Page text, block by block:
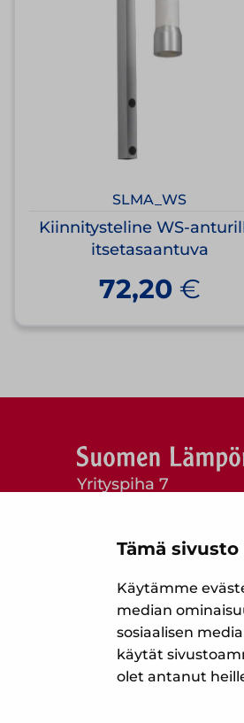
Tämä
Käytämme
median
sosiaalisen
käytät
olet antanut
SLMA_WS
Kiinnitysteline WS-
itsetasaantuva
72,20 €
Yrityspiha 7
Tietosuojaseloste
Evästekäytännöt